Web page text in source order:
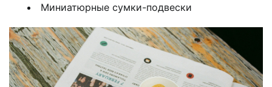
Миниатюрные сумки-подвески